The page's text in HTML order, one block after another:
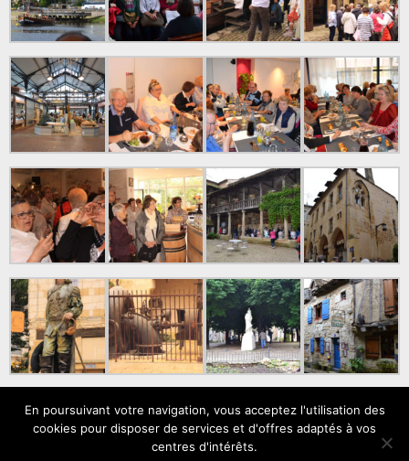
En poursuivant votre navigation, vous acceptez l'utilisation des
cookies pour disposer de services et d'offres adaptés à vos
centres d'intérêts.